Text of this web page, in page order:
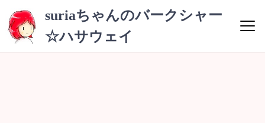
テ
suriaちゃんのバークシャー
☆ハサウェイ